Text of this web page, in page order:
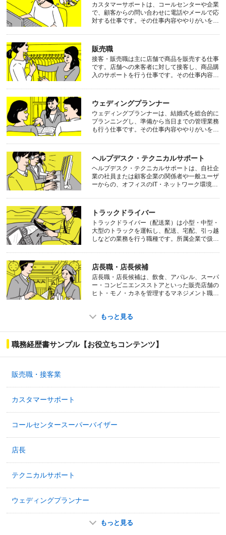
カスタマーサポートは、コールセンターや企業
で、顧客からの問い合わせに電話やメールで応
対する仕事です。その仕事内容ややりがいを詳
販売職
接客・販売職は主に店舗で商品を販売する仕事
です。店舗への来客者に対して接客し、商品購
入のサポートを行う仕事です。その仕事内容を
ウェディングプランナー
ウェディングプランナーは、結婚式を総合的に
プランニングし、準備から当日までの管理業務
も行う仕事です。その仕事内容ややりがいを詳
ヘルプデスク・テクニカルサポート
ヘルプデスク・テクニカルサポートは、自社企
業の社員または顧客企業の関係者や一般ユーザ
ーからの、オフィスのIT・ネットワーク環境や
け、技術的なサポートを行う部署や職種のこと
です。一般顧客に対してなら「ユーザーサポー
ト」、自社内であれば「社内ヘルプデスク」と
も呼ばれます。ヘルプデスク・テクニカルサポ
ートの仕事内容、やりがい、向いている人につ
いて、未経験者にも分かりやすくまとめまし
トラックドライバー
トラックドライバー（配送業）は小型・中型・
大型のトラックを運転し、配送、宅配、引っ越
しなどの業務を行う職種です。所属企業で扱う
許や資格）、業務内容の範囲などがかなり異な
ります。トラックドライバー（配送業）の仕事
内容、やりがい、向いている人について、未経
験者にも分かりやすくまとめました。
店長職・店長候補
店長職・店長候補は、飲食、アパレル、スーパ
ー・コンビニエンスストアといった販売店舗の
ヒト・モノ・カネを管理するマネジメント職で
必要です。店長職・店長候補の仕事内容、やり
かりやすくまとめました。
もっと見る
職務経歴書サンプル【お役立ちコンテンツ】
販売職・接客業
カスタマーサポート
コールセンタースーパーバイザー
店長
テクニカルサポート
ウェディングプランナー
もっと見る